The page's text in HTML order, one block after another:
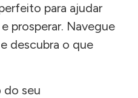
para ajudar
prosperar. Navegue
descubra o que
do seu